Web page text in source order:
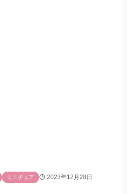
ミニチュア 2023年12月28日